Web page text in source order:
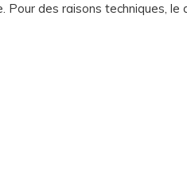
Pour des raisons techniques,